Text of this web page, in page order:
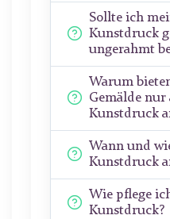
Sollte ich
Kunstdruck
ungerahmt
Warum
Gemälde nur
Kunstdruck
Wann und
Kunstdruck
Wie pflege
Kunstdruck?